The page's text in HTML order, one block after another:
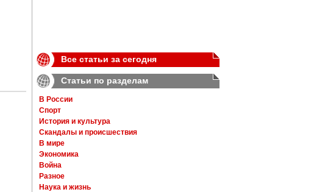
Все статьи за сегодня
Статьи по разделам
В России
Спорт
История и культура
Скандалы и происшествия
В мире
Экономика
Война
Разное
Наука и жизнь